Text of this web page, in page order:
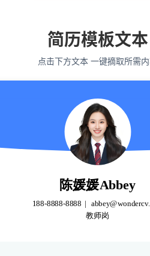
简历模板文本
点击下方文本 一键摘取所需
陈媛媛Abbey
188-8888-8888
教师岗